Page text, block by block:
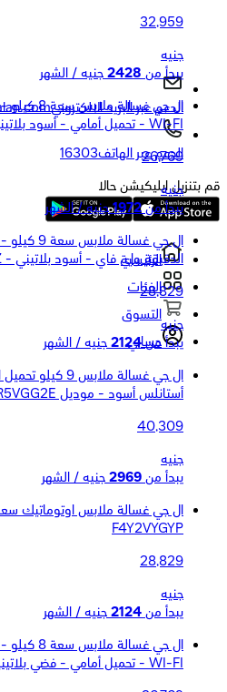
32,959
جنيه
يبدأ من 2428 جنيه / الشهر
WI-FI - تحميل أمامي - أسود بلاتينيوم - F4Y2TYGYZ
26,769
جنيه
يبدأ من 1972 جنيه / الشهر
الدقيقة واي فاي - أسود بلاتيني - F4Y2VYGYZ
28,829
جنيه
يبدأ من 2124 جنيه / الشهر
أستانلس أسود - موديل F4R5VGG2E
40,309
جنيه
يبدأ من 2969 جنيه / الشهر
F4Y2VYGYP
28,829
جنيه
يبدأ من 2124 جنيه / الشهر
WI-FI - تحميل أمامي - فضي بلاتينيوم - F4Y2TYGYP
الدعم عبر البريد الالكتروني
الدعم عبر الهاتف16303
قم بتنزيل ابليكيشن حالا
الرئيسية
الفئات
التسوق
حسابي